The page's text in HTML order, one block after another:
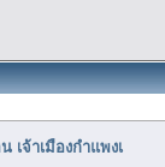
เจ้าเมืองกำแพงเ